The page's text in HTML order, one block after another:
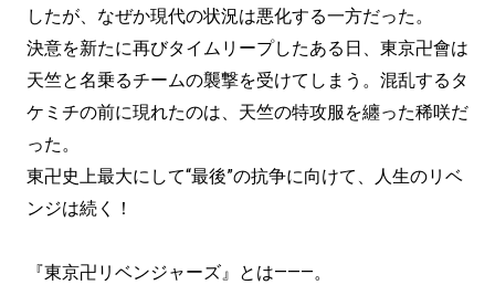
したが、なぜか現代の状況は悪化する一方だった。
決意を新たに再びタイムリープしたある日、東京卍會は
天竺と名乗るチームの襲撃を受けてしまう。混乱するタ
ケミチの前に現れたのは、天竺の特攻服を纏った稀咲だ
った。
東卍史上最大にして“最後”の抗争に向けて、人生のリベ
ンジは続く！
『東京卍リベンジャーズ』とは———。